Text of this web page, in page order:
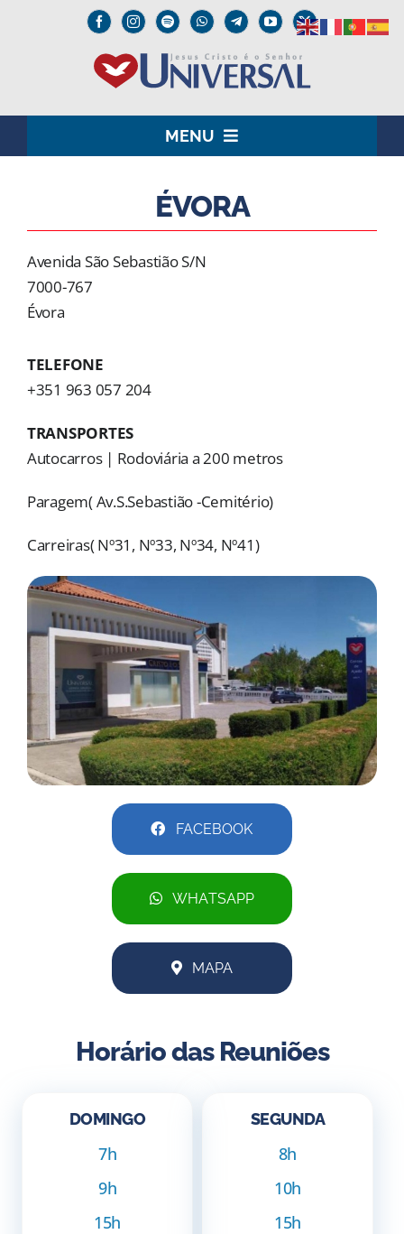
MENU
INSTITUCIONAL
UNIVERSAL+
MEDIA
DOAÇÕES
Pesquisar
ÉVORA
Avenida São Sebastião S/N
7000-767
Évora
TELEFONE
+351 963 057 204
TRANSPORTES
Autocarros | Rodoviária a 200 metros
Paragem( Av.S.Sebastião -Cemitério)
Carreiras( Nº31, Nº33, Nº34, Nº41)
FACEBOOK
WHATSAPP
MAPA
Horário das Reuniões
DOMINGO
7h
9h
15h
SEGUNDA
8h
10h
15h